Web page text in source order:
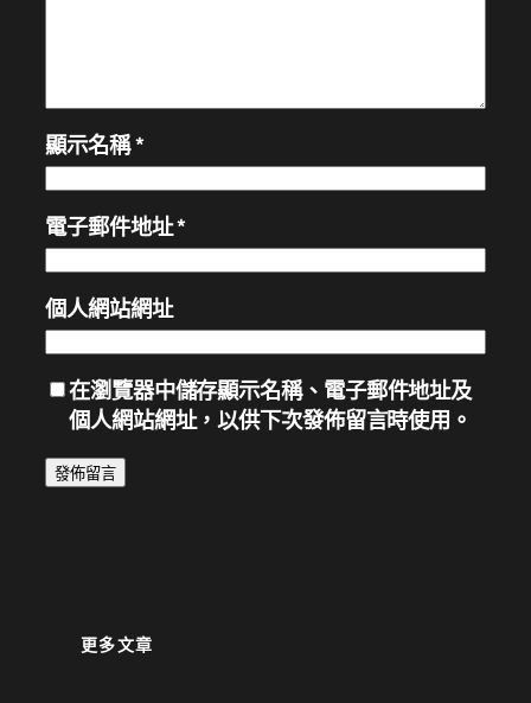
顯示名稱*
電子郵件地址*
個人網站網址
在瀏覽器中儲存顯示名稱、電子郵件地址及
個人網站網址，以供下次發佈留言時使用。
更多文章